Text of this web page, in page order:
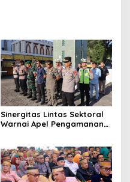
Sinergitas Lintas Sektoral
Warnai Apel Pengamanan